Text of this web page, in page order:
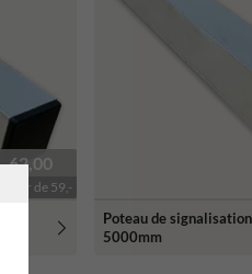
62,00
de 59,-
Poteau de
5000mm